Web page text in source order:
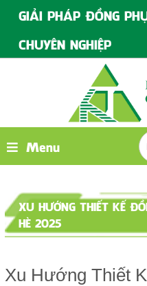
GIẢI PHÁP ĐỒNG
CHUYÊN NGHIỆP
Menu
XU HƯỚNG THIẾT KẾ
HÈ 2025
Xu Hướng Thiết